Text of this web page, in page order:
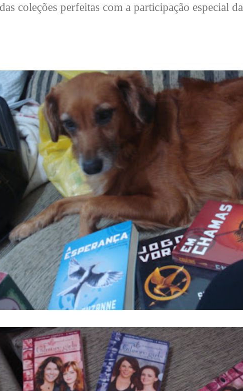
coleções perfeitas com a participação especial da